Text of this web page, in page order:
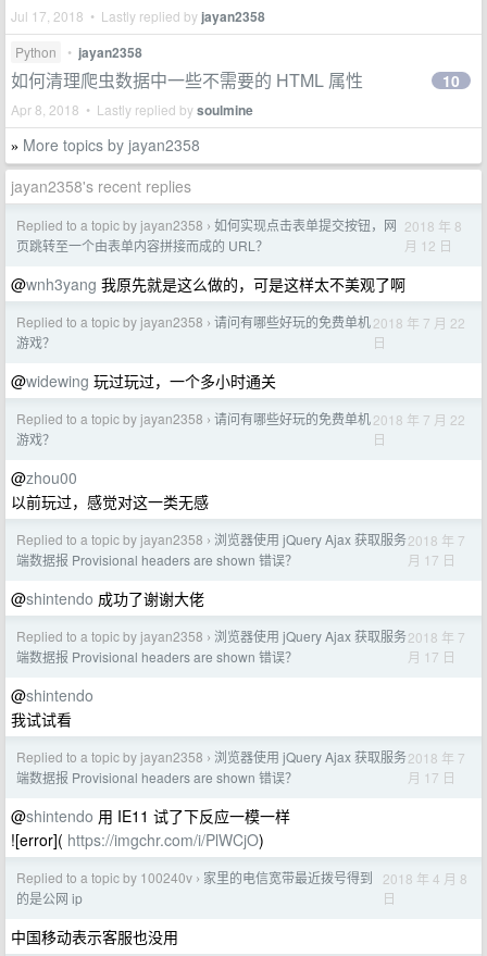
Jul 17, 2018 • Lastly replied by jayan2358
Python • jayan2358
如何清理爬虫数据中一些不需要的 HTML 属性
Apr 8, 2018 • Lastly replied bysoulmine
10
» More topics by jayan2358
jayan2358's recent replies
Replied to a topic by jayan2358 › 如何实现点击表单提交按钮，网
页跳转至一个由表单内容拼接而成的 URL？
2018 年 8
月 12 日
@wnh3yang 我原先就是这么做的，可是这样太不美观了啊
Replied to a topic by jayan2358 › 请问有哪些好玩的免费单机
游戏？
2018 年 7 月 22
日
@widewing 玩过玩过，一个多小时通关
Replied to a topic by jayan2358 › 请问有哪些好玩的免费单机
游戏？
2018 年 7 月 22
日
@zhou00
以前玩过，感觉对这一类无感
Replied to a topic by jayan2358 › 浏览器使用 jQuery Ajax 获取服务
端数据报 Provisional headers are shown 错误？
2018 年 7
月 17 日
@shintendo 成功了谢谢大佬
Replied to a topic by jayan2358 › 浏览器使用 jQuery Ajax 获取服务
端数据报 Provisional headers are shown 错误？
2018 年 7
月 17 日
@shintendo
我试试看
Replied to a topic by jayan2358 › 浏览器使用 jQuery Ajax 获取服务
端数据报 Provisional headers are shown 错误？
2018 年 7
月 17 日
@shintendo 用 IE11 试了下反应一模一样
![error]( https://imgchr.com/i/PlWCjO)
Replied to a topic by 100240v › 家里的电信宽带最近拨号得到
的是公网 ip
2018 年 4 月 8
日
中国移动表示客服也没用